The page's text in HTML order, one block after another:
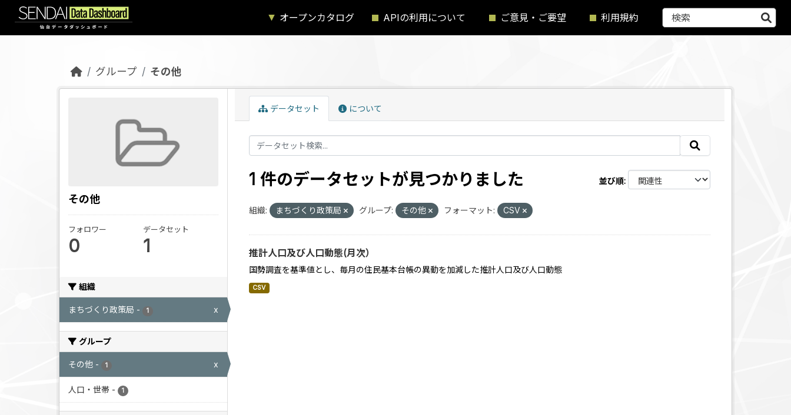
Skip to main content
オープンカタログ APIの利用について ご意見・ご要望 利用規約
グループ その他
その他
フォロワー
0
データセット
1
組織
まちづくり政策局 - 1 x
グループ
その他 - 1 x
人口・世帯 - 1
データセット について
並び順
1 件のデータセットが見つかりました
組織: まちづくり政策局 グループ: その他 フォーマット: CSV
推計人口及び人口動態(月次）
国勢調査を基準値とし、毎月の住民基本台帳の異動を加減した推計人口及び人口動態
CSV